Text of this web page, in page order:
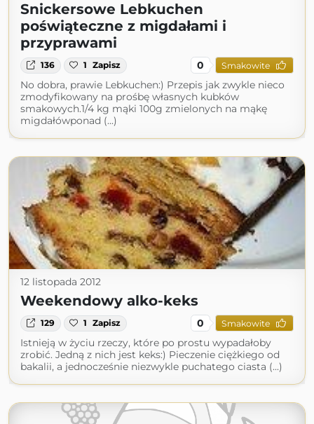
Snickersowe Lebkuchen
poświąteczne z migdałami i
przyprawami
136 1 Zapisz 0 Smakowite
No dobra, prawie Lebkuchen:) Przepis jak zwykle nieco
zmodyfikowany na prośbę własnych kubków
smakowych.1/4 kg mąki 100g zmielonych na mąkę
migdałówponad (...)
12 listopada 2012
Weekendowy alko-keks
129 1 Zapisz 0 Smakowite
Istnieją w życiu rzeczy, które po prostu wypadałoby
zrobić. Jedną z nich jest keks:) Pieczenie ciężkiego od
bakalii, a jednocześnie niezwykle puchatego ciasta (...)